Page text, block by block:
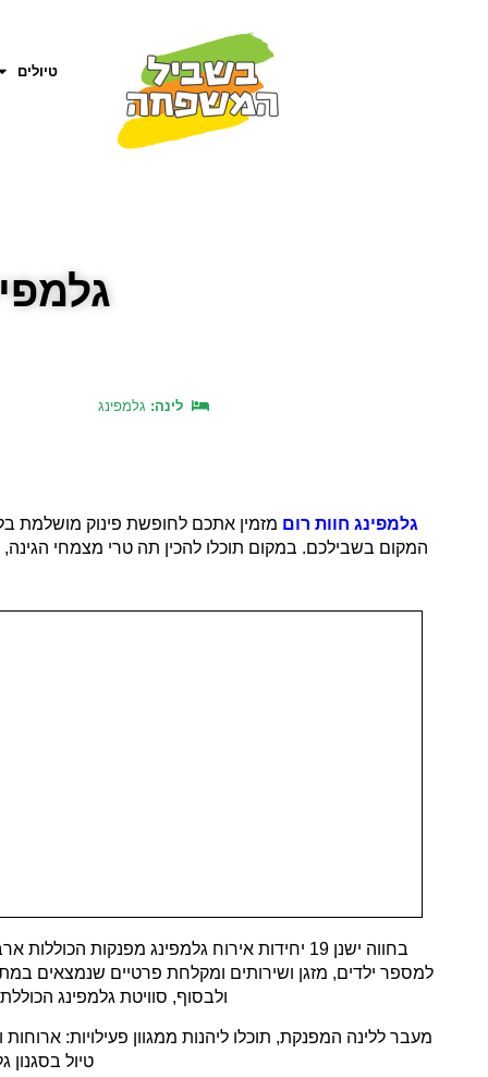
טיולים
לינה: גלמפינג
גלמפינג חוות רום מזמין אתכם לחופשת פינוק מושלמת
המקום בשבילכם. במקום תוכלו להכין תה טרי מצמחי הגינה,
בחווה ישנן 19 יחידות אירוח גלמפינג
למספר ילדים, מזגן ושירותים ומקלחת פרטיים שנמצאים
ולבסוף, סוויטת גלמפינג
מעבר ללינה המפנקת, תוכלו ליהנות ממגוון פעילויות:
טיול